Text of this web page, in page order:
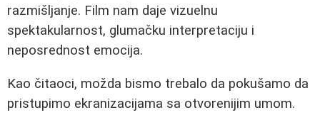
razmišljanje. Film nam daje vizuelnu
spektakularnost, glumačku interpretaciju i
neposrednost emocija.
Kao čitaoci, možda bismo trebalo da pokušamo da
pristupimo ekranizacijama sa otvorenijim umom.